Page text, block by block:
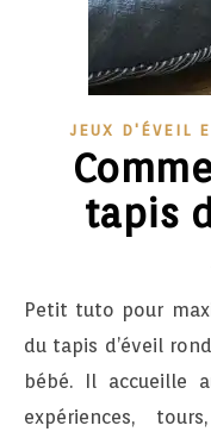
JEUX D'ÉVEIL
tapis
Petit tuto pour maxi tapis ! Je vous partage ce tuto
du tapis d’éveil
bébé. Il accueille
expériences,